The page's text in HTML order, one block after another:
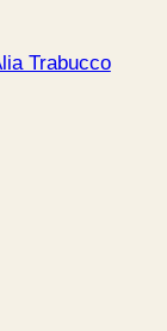
Trabucco